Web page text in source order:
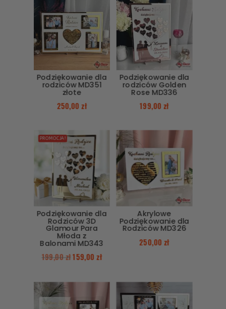
Podziękowanie dla
rodziców MD351
złote
250,00zł
Podziękowanie dla
rodziców Golden
Rose MD336
199,00 zł
PROMOCJA!
Podziękowanie dla
Rodziców 3D
Glamour Para
Młoda z
Balonami MD343
199,00zł159,00 zł
Akrylowe
Podziękowanie dla
Rodziców MD326
250,00 zł